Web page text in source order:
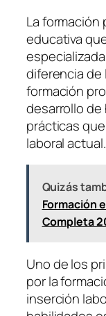
La formación
educativa
diferencia de
formación
desarrollo
prácticas
laboral actual.
Quizás
Formación
Completa
Uno de los
por la
inserción